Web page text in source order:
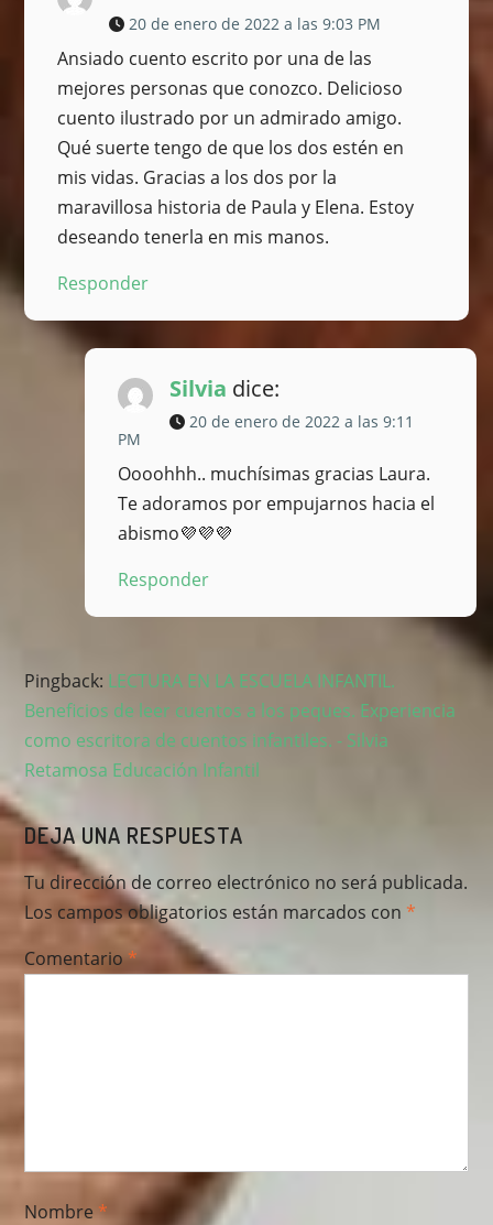
20 de enero de 2022 a las 9:03 PM
Ansiado cuento escrito por una de las
mejores personas que conozco. Delicioso
cuento ilustrado por un admirado amigo.
Qué suerte tengo de que los dos estén en
mis vidas. Gracias a los dos por la
maravillosa historia de Paula y Elena. Estoy
deseando tenerla en mis manos.
Responder
Silvia dice:
20 de enero de 2022 a las 9:11
PM
Oooohhh.. muchísimas gracias Laura.
Te adoramos por empujarnos hacia el
abismo💜💜💜
Responder
Pingback: LECTURA EN LA ESCUELA INFANTIL.
Beneficios de leer cuentos a los peques. Experiencia
como escritora de cuentos infantiles. - Silvia
Retamosa Educación Infantil
DEJA UNA RESPUESTA
Tu dirección de correo electrónico no será publicada.
Los campos obligatorios están marcados con *
Comentario*
Nombre *